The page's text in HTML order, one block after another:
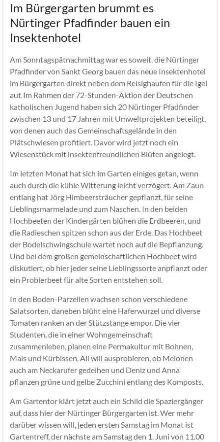
Im Bürgergarten brummt es
Nürtinger Pfadfinder bauen ein
Insektenhotel
Am Sonntagspätnachmittag war es soweit, die Nürtinger
Pfadfinder von Sankt Georg bauen das neue Insektenhotel
im Bürgergarten direkt neben dem Reisighaufen für die Igel
auf. Im Rahmen der 72-Stunden-Aktion der Deutschen
katholischen Jugend haben sich 20 Nürtinger Pfadfinder
zwischen 13 und 17 Jahren mit Umweltprojekten beteiligt,
von denen auch das Gemeinschaftsgelände in den
Plätschwiesen profitiert. Davor wird jetzt noch ein
Wiesenstück mit insektenfreundlichen Blüten angelegt.
Im letzten Monat hat sich im Garten einiges getan, wenn
auch durch die kühle Witterung leicht verzögert. Am Zaun
entlang hat Jörg Himbeersträucher gepflanzt, für seine
Lieblingsmarmelade und zum Naschen. In den beiden
Hochbeeten der Kindergärten blühen die Erdbeeren, und
die Radieschen spitzen schon aus der Erde. Das Hochbeet
der Bodelschwingschule wartet noch auf die Bepflanzung.
Und bei dem großen gemeinschaftlichen Hochbeet wird
diskutiert, ob hier jeder seine Lieblingssorte anpflanzt oder
ein Probierbeet für alte Sorten entstehen soll.
In den Boden-Parzellen wachsen schon verschiedene
Salatsorten, daneben blüht eine Haferwurzel und diverse
Tomaten ranken an der Stützstange empor. Die vier
Studenten, die in einer Wohngemeinschaft
zusammenleben, planen eine Permakultur mit Bohnen,
Mais und Kürbissen, Ali will ausprobieren, ob Melonen
auch am Neckarufer gedeihen und Deniz und Anna
pflanzen grüne und gelbe Zucchini entlang des Komposts.
Am Gartentor klärt jetzt auch ein Schild die Spaziergänger
auf, dass hier der Nürtinger Bürgergarten ist. Wer mehr
darüber wissen will, jeden ersten Samstag im Monat ist
Gartentreff, der nächste am Samstag den 1. Juni von 11.00